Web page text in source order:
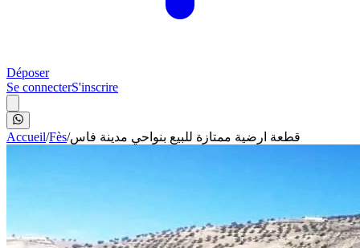
Déposer
Se connecterS'inscrire
Accueil/Fès/قطعة ارضية ممتازة للبيع بنواحي مدينة فاس